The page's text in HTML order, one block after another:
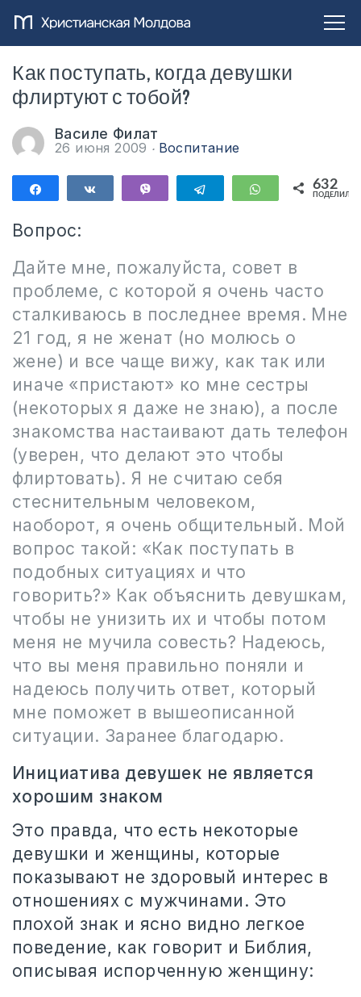
Как поступать, когда девушки
флиртуют с тобой?
Василе Филат
26 июня 2009 Воспитание
ПоделитьсяПоделиться Telegram WhatsApp
632
Вопрос:
Дайте мне, пожалуйста, совет в
проблеме, с которой я очень часто
сталкиваюсь в последнее время. Мне
21 год, я не женат (но молюсь о
жене) и все чаще вижу, как так или
иначе «пристают» ко мне сестры
(некоторых я даже не знаю), а после
знакомства настаивают дать телефон
(уверен, что делают это чтобы
флиртовать). Я не считаю себя
стеснительным человеком,
наоборот, я очень общительный. Мой
вопрос такой: «Как поступать в
подобных ситуациях и что
говорить?» Как объяснить девушкам,
чтобы не унизить их и чтобы потом
меня не мучила совесть? Надеюсь,
что вы меня правильно поняли и
надеюсь получить ответ, который
мне поможет в вышеописанной
ситуации. Заранее благодарю.
Инициатива девушек не является
хорошим знаком
Это правда, что есть некоторые
девушки и женщины, которые
показывают не здоровый интерес в
отношениях с мужчинами. Это
плохой знак и ясно видно легкое
поведение, как говорит и Библия,
описывая испорченную женщину: